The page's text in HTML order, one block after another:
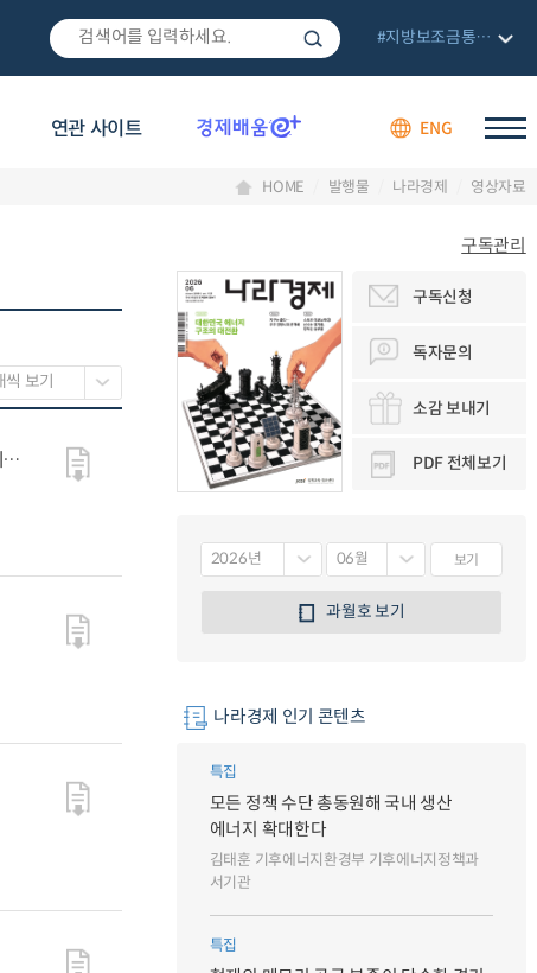
연관 사이트 ENG
#지방보조금통합관리망
HOME 발행물 나라경제 영상자료
구독관리
구독신청
독자문의
소감 보내기
PDF 전체보기
보기
과월호 보기
나라경제 인기 콘텐츠
특집
모든 정책 수단 총동원해 국내 생산
에너지 확대한다
김태훈 기후에너지환경부 기후에너지정책과
서기관
특집